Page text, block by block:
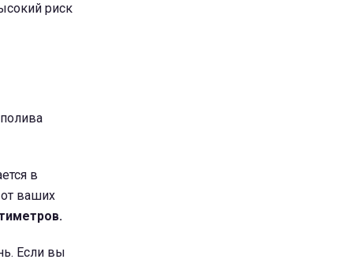
риск
в
от ваших
Если вы